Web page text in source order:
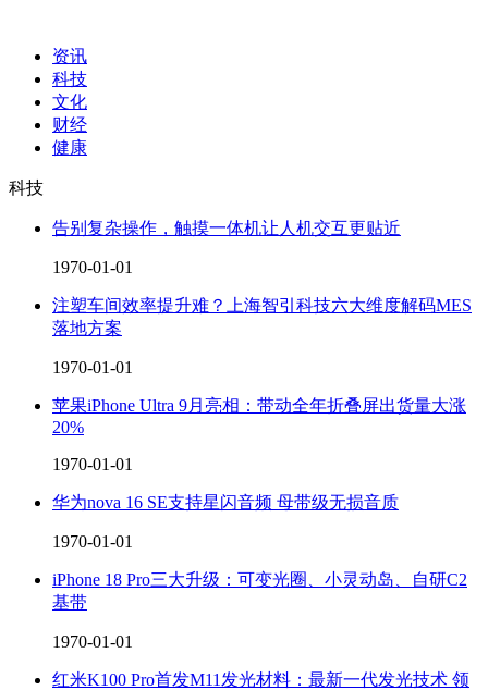
资讯
科技
文化
财经
健康
科技
告别复杂操作，触摸一体机让人机交互更贴近
1970-01-01
注塑车间效率提升难？上海智引科技六大维度解码MES
落地方案
1970-01-01
苹果iPhone Ultra 9月亮相：带动全年折叠屏出货量大涨
20%
1970-01-01
华为nova 16 SE支持星闪音频 母带级无损音质
1970-01-01
iPhone 18 Pro三大升级：可变光圈、小灵动岛、自研C2
基带
1970-01-01
红米K100 Pro首发M11发光材料：最新一代发光技术 领